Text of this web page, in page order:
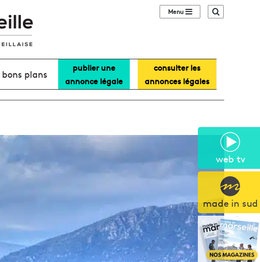
web tv
made in sud
Sidebar (barre
bons plans
publier une
annonce légale
consulter les
annonces légales